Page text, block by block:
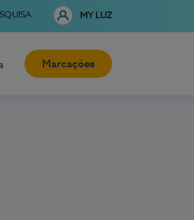
MY LUZ
Marcações